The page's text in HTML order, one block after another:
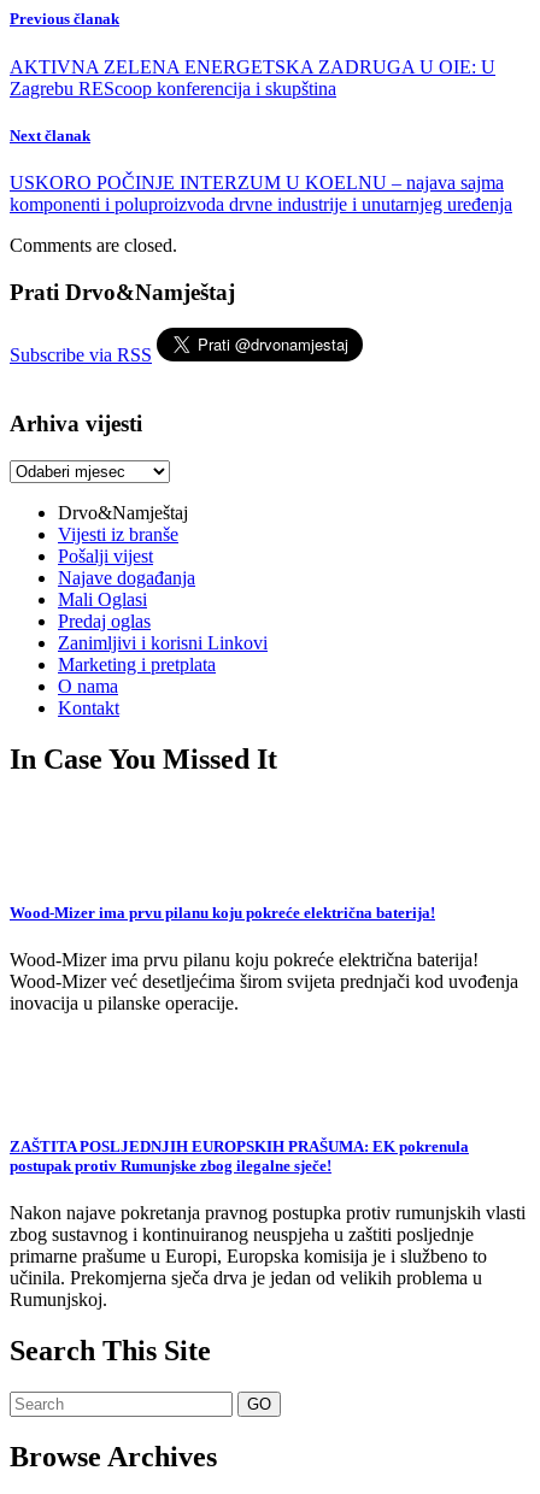
Previous članak
AKTIVNA ZELENA ENERGETSKA ZADRUGA U OIE: U
Zagrebu REScoop konferencija i skupština
Next članak
USKORO POČINJE INTERZUM U KOELNU – najava sajma
komponenti i poluproizvoda drvne industrije i unutarnjeg uređenja
Comments are closed.
Prati Drvo&Namještaj
Subscribe via RSS
Arhiva vijesti
Arhiva
Drvo&Namještaj
Vijesti iz branše
Pošalji vijest
Najave događanja
Mali Oglasi
Predaj oglas
Zanimljivi i korisni Linkovi
Marketing i pretplata
O nama
Kontakt
In Case You Missed It
Wood-Mizer ima prvu pilanu koju pokreće električna baterija!
Wood-Mizer ima prvu pilanu koju pokreće električna baterija!
Wood-Mizer već desetljećima širom svijeta prednjači kod uvođenja
inovacija u pilanske operacije.
ZAŠTITA POSLJEDNJIH EUROPSKIH PRAŠUMA: EK pokrenula
postupak protiv Rumunjske zbog ilegalne sječe!
Nakon najave pokretanja pravnog postupka protiv rumunjskih vlasti
zbog sustavnog i kontinuiranog neuspjeha u zaštiti posljednje
primarne prašume u Europi, Europska komisija je i službeno to
učinila. Prekomjerna sječa drva je jedan od velikih problema u
Rumunjskoj.
Search This Site
Browse Archives